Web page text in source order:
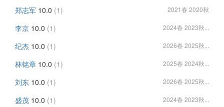
郑志军 10.0 (1) 2021春 2020秋
李京 10.0 (1) 2024春 2023秋...
纪杰 10.0 (1) 2026春 2025秋...
林铭章 10.0 (1) 2025春 2024秋...
刘东 10.0 (1) 2026春 2025秋...
盛茂 10.0 (1) 2024春 2023秋...